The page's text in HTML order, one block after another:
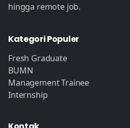
hingga remote job.
Kategori Populer
Fresh Graduate
BUMN
Management Trainee
Internship